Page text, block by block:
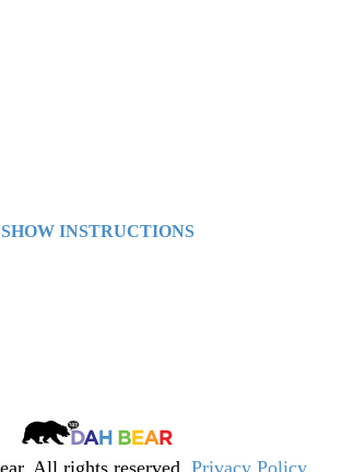
SHOW INSTRUCTIONS
Dah
Bear
All rights reserved. Privacy Policy